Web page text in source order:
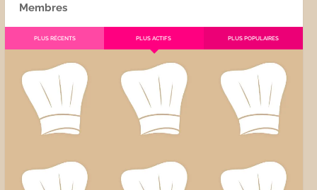
Membres
PLUS RÉCENTS PLUS ACTIFS PLUS POPULAIRES